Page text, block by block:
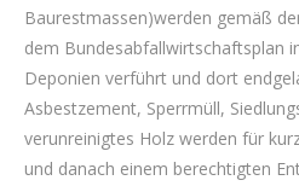
Baurestmassen)werden gemäß
dem Bundesabfallwirtschaftsplan
Deponien verführt und dort
Asbestzement, Sperrmüll,
verunreinigtes Holz werden für
und danach einem berechtigten